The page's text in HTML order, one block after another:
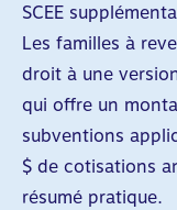
SCEE
Les familles à
droit à une
qui offre un
subventions
$ de cotisations
résumé pratique.